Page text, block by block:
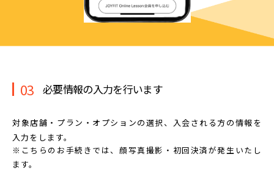
03 必要情報の入力を行います
対象店舗・プラン・オプションの選択、 入会される方の情報を
入力をします。
※こちらのお手続きでは、顔写真撮影・初回決済が発生いたし
ます。